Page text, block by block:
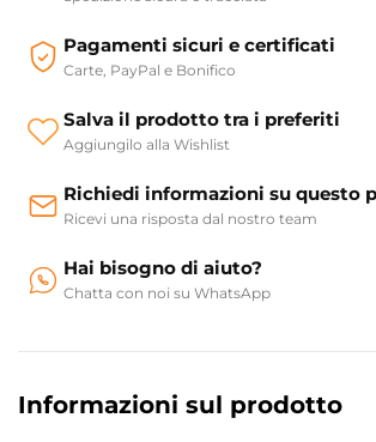
Pagamenti sicuri e certificati
Carte, PayPal e Bonifico
Salva il prodotto tra i preferiti
Aggiungilo alla Wishlist
Richiedi informazioni su questo
Ricevi una risposta dal nostro team
Hai bisogno di aiuto?
Chatta con noi su WhatsApp
Informazioni sul prodotto